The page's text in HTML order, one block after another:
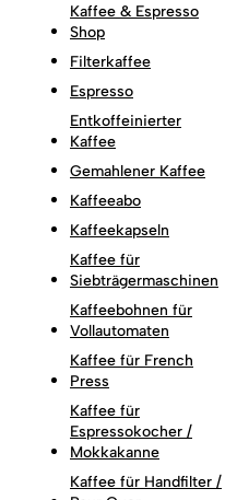
Kaffee & Espresso
Shop
Filterkaffee
Espresso
Entkoffeinierter
Kaffee
Gemahlener Kaffee
Kaffeeabo
Kaffeekapseln
Kaffee für
Siebträgermaschinen
Kaffeebohnen für
Vollautomaten
Kaffee für French
Press
Kaffee für
Espressokocher /
Mokkakanne
Kaffee für Handfilter /